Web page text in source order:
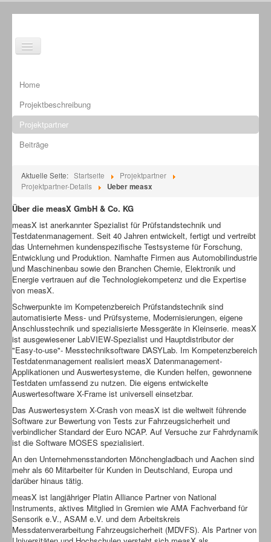
Toggle
Navigation
Home
Projektbeschreibung
Projektpartner
Beiträge
Aktuelle Seite: Startseite
Projektpartner
Projektpartner-Details
Ueber measx
Über die measX GmbH & Co. KG
measX ist anerkannter Spezialist für Prüfstandstechnik und
Testdatenmanagement. Seit 40 Jahren entwickelt, fertigt und vertreibt
das Unternehmen kundenspezifische Testsysteme für Forschung,
Entwicklung und Produktion. Namhafte Firmen aus Automobilindustrie
und Maschinenbau sowie den Branchen Chemie, Elektronik und
Energie vertrauen auf die Technologiekompetenz und die Expertise
von measX.
Schwerpunkte im Kompetenzbereich Prüfstandstechnik sind
automatisierte Mess- und Prüfsysteme, Modernisierungen, eigene
Anschlusstechnik und spezialisierte Messgeräte in Kleinserie. measX
ist ausgewiesener LabVIEW-Spezialist und Hauptdistributor der
"Easy-to-use"- Messtechniksoftware DASYLab. Im Kompetenzbereich
Testdatenmanagement realisiert measX Datenmanagement-
Applikationen und Auswertesysteme, die Kunden helfen, gewonnene
Testdaten umfassend zu nutzen. Die eigens entwickelte
Auswertesoftware X-Frame ist universell einsetzbar.
Das Auswertesystem X-Crash von measX ist die weltweit führende
Software zur Bewertung von Tests zur Fahrzeugsicherheit und
verbindlicher Standard der Euro NCAP. Auf Versuche zur Fahrdynamik
ist die Software MOSES spezialisiert.
An den Unternehmensstandorten Mönchengladbach und Aachen sind
mehr als 60 Mitarbeiter für Kunden in Deutschland, Europa und
darüber hinaus tätig.
measX ist langjähriger Platin Alliance Partner von National
Instruments, aktives Mitglied in Gremien wie AMA Fachverband für
Sensorik e.V., ASAM e.V. und dem Arbeitskreis
Messdatenverarbeitung Fahrzeugsicherheit (MDVFS). Als Partner von